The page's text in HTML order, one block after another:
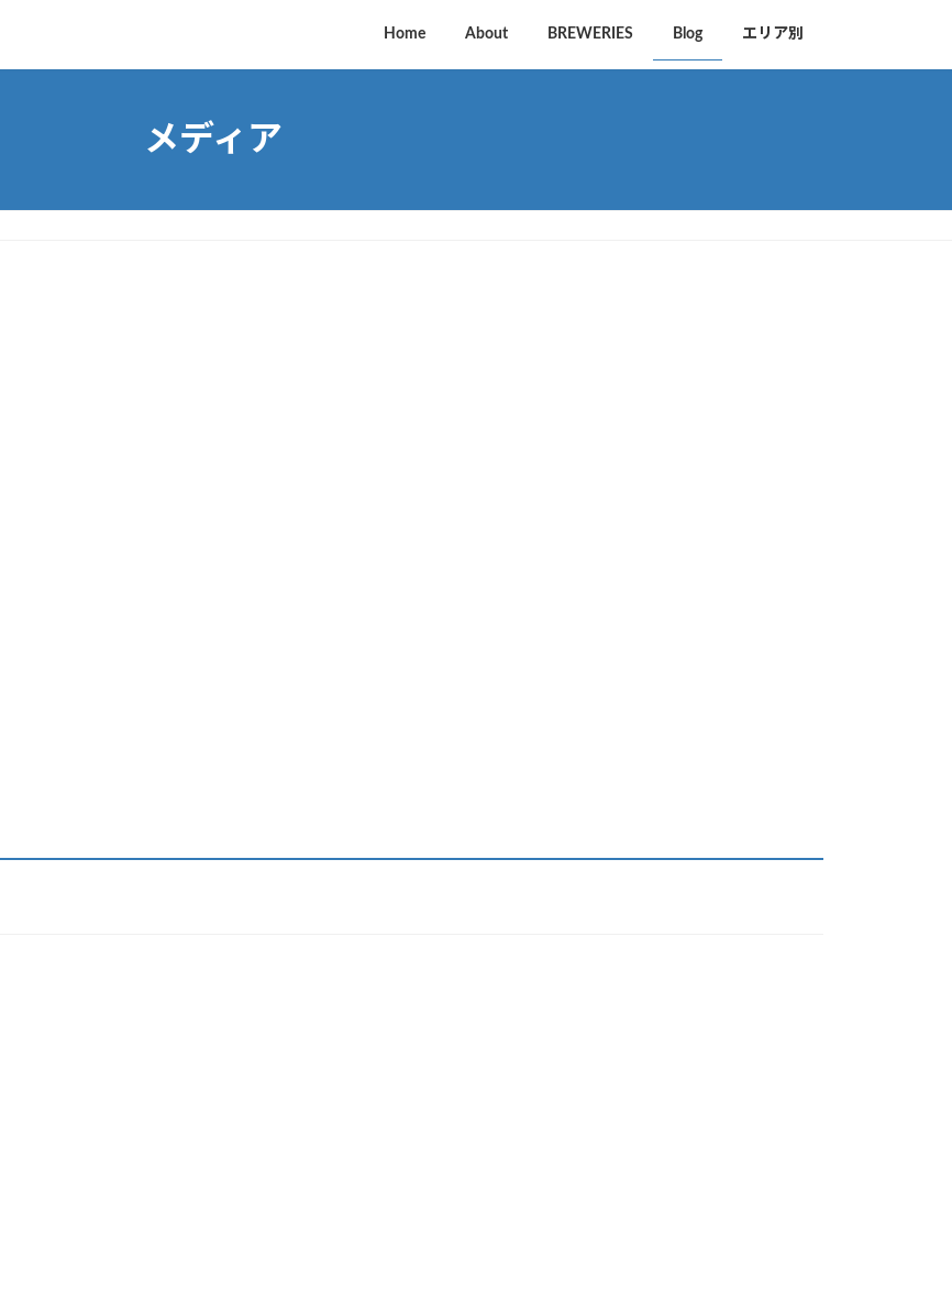
Home About BREWERIES Blog エリア別
メディア